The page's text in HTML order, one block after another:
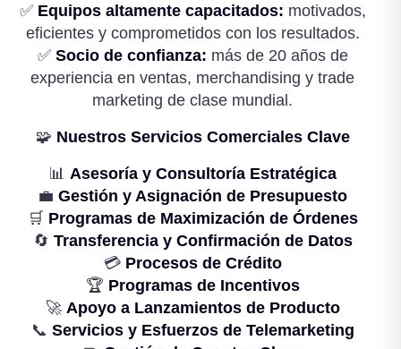
✅ Equipos altamente capacitados: motivados,
eficientes y comprometidos con los resultados.
✅ Socio de confianza: más de 20 años de
experiencia en ventas, merchandising y trade
marketing de clase mundial.
🧩 Nuestros Servicios Comerciales Clave
📊 Asesoría y Consultoría Estratégica
💼 Gestión y Asignación de Presupuesto
🛒 Programas de Maximización de Órdenes
🔄 Transferencia y Confirmación de Datos
💳 Procesos de Crédito
🏆 Programas de Incentivos
🚀 Apoyo a Lanzamientos de Producto
📞 Servicios y Esfuerzos de Telemarketing